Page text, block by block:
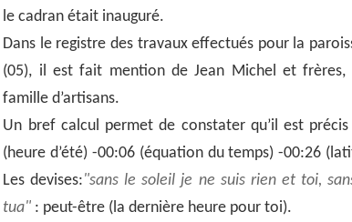
le cadran était inauguré.
Dans le registre des travaux effectués pour la
(05), il est fait mention de Jean Michel et frères,
famille d’artisans.
Un bref calcul permet de constater qu’il est
(heure d’été) -00:06 (équation du temps) -00:26
Les devises: sans le soleil je ne suis rien et toi,
tua
: peut-être (la dernière heure pour toi).